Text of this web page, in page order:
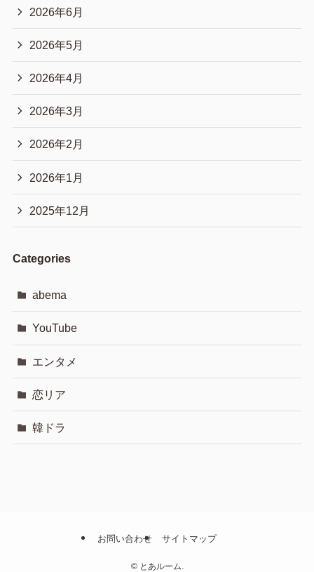
2026年6月
2026年5月
2026年4月
2026年3月
2026年2月
2026年1月
2025年12月
Categories
abema
YouTube
エンタメ
恋リア
韓ドラ
お問い合わせ サイトマップ
©とあルーム.